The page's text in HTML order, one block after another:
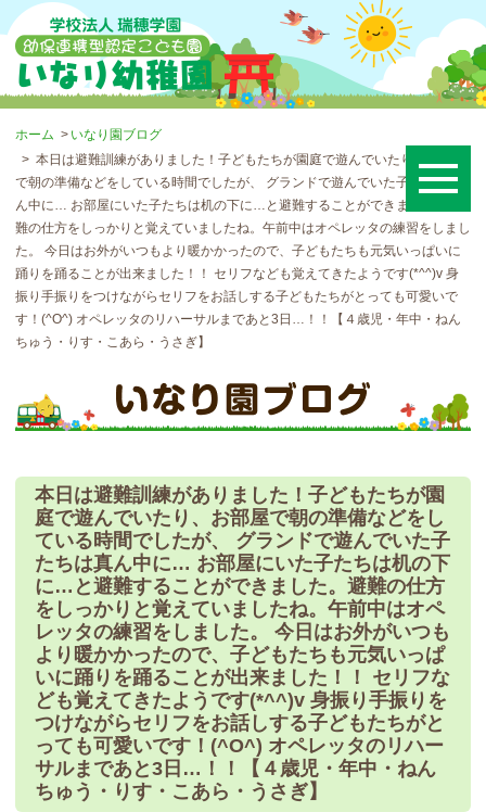
ホーム
いなり園ブログ
本日は避難訓練がありました！子どもたちが園庭で遊んでいたり、お部屋
で朝の準備などをしている時間でしたが、 グランドで遊んでいた子たちは真
ん中に… お部屋にいた子たちは机の下に…と避難することができました。避
難の仕方をしっかりと覚えていましたね。午前中はオペレッタの練習をしまし
た。 今日はお外がいつもより暖かかったので、子どもたちも元気いっぱいに
踊りを踊ることが出来ました！！ セリフなども覚えてきたようです(*^^)v 身
振り手振りをつけながらセリフをお話しする子どもたちがとっても可愛いで
す！(^O^) オペレッタのリハーサルまであと3日…！！【４歳児・年中・ねん
ちゅう・りす・こあら・うさぎ】
本日は避難訓練がありました！子どもたちが園
庭で遊んでいたり、お部屋で朝の準備などをし
ている時間でしたが、 グランドで遊んでいた子
たちは真ん中に… お部屋にいた子たちは机の下
に…と避難することができました。避難の仕方
をしっかりと覚えていましたね。午前中はオペ
レッタの練習をしました。 今日はお外がいつも
より暖かかったので、子どもたちも元気いっぱ
いに踊りを踊ることが出来ました！！ セリフな
ども覚えてきたようです(*^^)v 身振り手振りを
つけながらセリフをお話しする子どもたちがと
っても可愛いです！(^O^) オペレッタのリハー
サルまであと3日…！！【４歳児・年中・ねん
ちゅう・りす・こあら・うさぎ】